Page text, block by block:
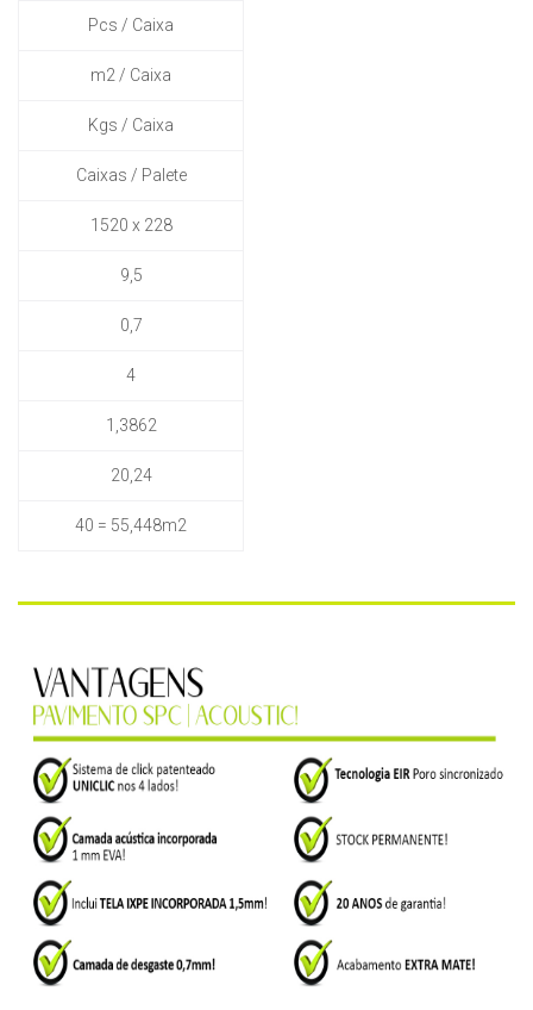
Pcs / Caixa
m2 / Caixa
Kgs / Caixa
Caixas / Palete
1520 x 228
9,5
0,7
4
1,3862
20,24
40 = 55,448m2